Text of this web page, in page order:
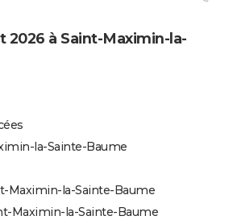
à Saint-Maximin-la-
la-Sainte-Baume
Maximin-la-Sainte-Baume
Maximin-la-Sainte-Baume